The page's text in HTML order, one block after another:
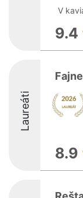
V
9.4
Laureáti
8.9